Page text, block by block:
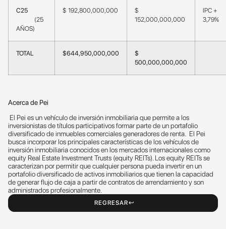
C25
(25
AÑOS)
$ 192,800,000,000
$
152,000,000,000
IPC +
3,79%
TOTAL $644,950,000,000
$
500,000,000,000
Acerca de Pei
El Pei es un vehículo de inversión inmobiliaria que permite a los
inversionistas de títulos participativos formar parte de un portafolio
diversificado de inmuebles comerciales generadores de renta. El Pei
busca incorporar los principales características de los vehículos de
inversión inmobiliaria conocidos en los mercados internacionales como
equity Real Estate Investment Trusts (equity REITs). Los equity REITs se
caracterizan por permitir que cualquier persona pueda invertir en un
portafolio diversificado de activos inmobiliarios que tienen la capacidad
de generar flujo de caja a partir de contratos de arrendamiento y son
administrados profesionalmente.
REGRESAR